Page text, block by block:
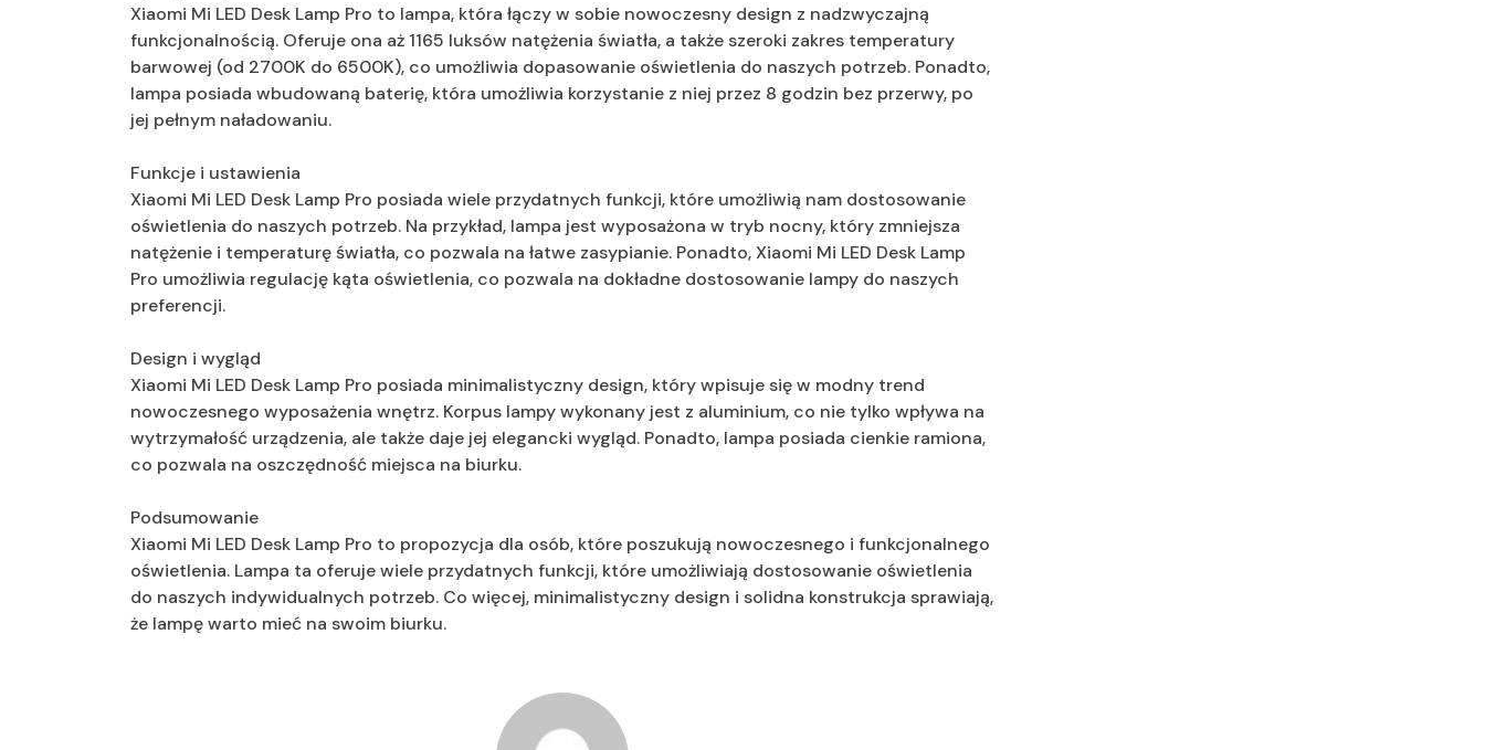
Xiaomi Mi LED Desk Lamp Pro to lampa, która łączy w sobie nowoczesny design z nadzwyczajną
funkcjonalnością. Oferuje ona aż 1165 luksów natężenia światła, a także szeroki zakres temperatury
barwowej (od 2700K do 6500K), co umożliwia dopasowanie oświetlenia do naszych potrzeb. Ponadto,
lampa posiada wbudowaną baterię, która umożliwia korzystanie z niej przez 8 godzin bez przerwy, po
jej pełnym naładowaniu.
Funkcje i ustawienia
Xiaomi Mi LED Desk Lamp Pro posiada wiele przydatnych funkcji, które umożliwią nam dostosowanie
oświetlenia do naszych potrzeb. Na przykład, lampa jest wyposażona w tryb nocny, który zmniejsza
natężenie i temperaturę światła, co pozwala na łatwe zasypianie. Ponadto, Xiaomi Mi LED Desk Lamp
Pro umożliwia regulację kąta oświetlenia, co pozwala na dokładne dostosowanie lampy do naszych
preferencji.
Design i wygląd
Xiaomi Mi LED Desk Lamp Pro posiada minimalistyczny design, który wpisuje się w modny trend
nowoczesnego wyposażenia wnętrz. Korpus lampy wykonany jest z aluminium, co nie tylko wpływa na
wytrzymałość urządzenia, ale także daje jej elegancki wygląd. Ponadto, lampa posiada cienkie ramiona,
co pozwala na oszczędność miejsca na biurku.
Podsumowanie
Xiaomi Mi LED Desk Lamp Pro to propozycja dla osób, które poszukują nowoczesnego i funkcjonalnego
oświetlenia. Lampa ta oferuje wiele przydatnych funkcji, które umożliwiają dostosowanie oświetlenia
do naszych indywidualnych potrzeb. Co więcej, minimalistyczny design i solidna konstrukcja sprawiają,
że lampę warto mieć na swoim biurku.